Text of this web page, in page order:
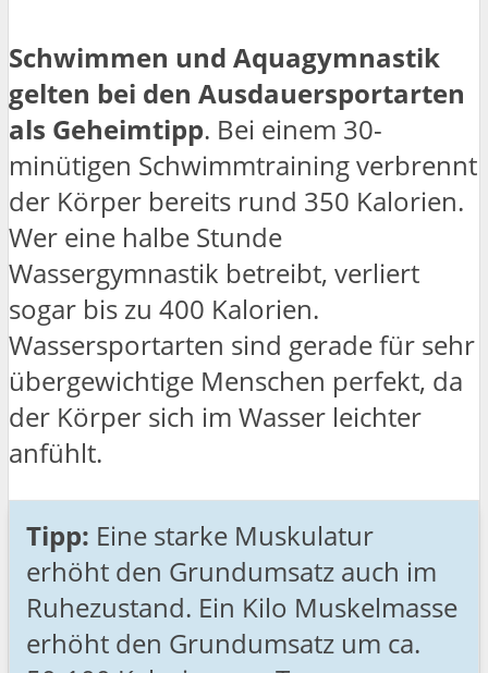
Schwimmen und Aquagymnastik
gelten bei den Ausdauersportarten
als Geheimtipp. Bei einem 30-
minütigen Schwimmtraining verbrennt
der Körper bereits rund 350 Kalorien.
Wer eine halbe Stunde
Wassergymnastik betreibt, verliert
sogar bis zu 400 Kalorien.
Wassersportarten sind gerade für sehr
übergewichtige Menschen perfekt, da
der Körper sich im Wasser leichter
anfühlt.
Tipp: Eine starke Muskulatur
erhöht den Grundumsatz auch im
Ruhezustand. Ein Kilo Muskelmasse
erhöht den Grundumsatz um ca.